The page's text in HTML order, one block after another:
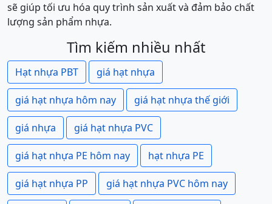
sẽ giúp tối ưu hóa quy trình sản xuất và đảm bảo chất
lượng sản phẩm nhựa.
Tìm kiếm nhiều nhất
Hạt nhựa PBT giá hạt nhựa
giá hạt nhựa hôm nay giá hạt nhựa thế giới
giá nhựa giá hạt nhựa PVC
giá hạt nhựa PE hôm nay hạt nhựa PE
giá hạt nhựa PP giá hạt nhựa PVC hôm nay